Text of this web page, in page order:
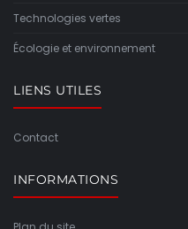
Technologies vertes
Écologie et environnement
LIENS UTILES
Contact
INFORMATIONS